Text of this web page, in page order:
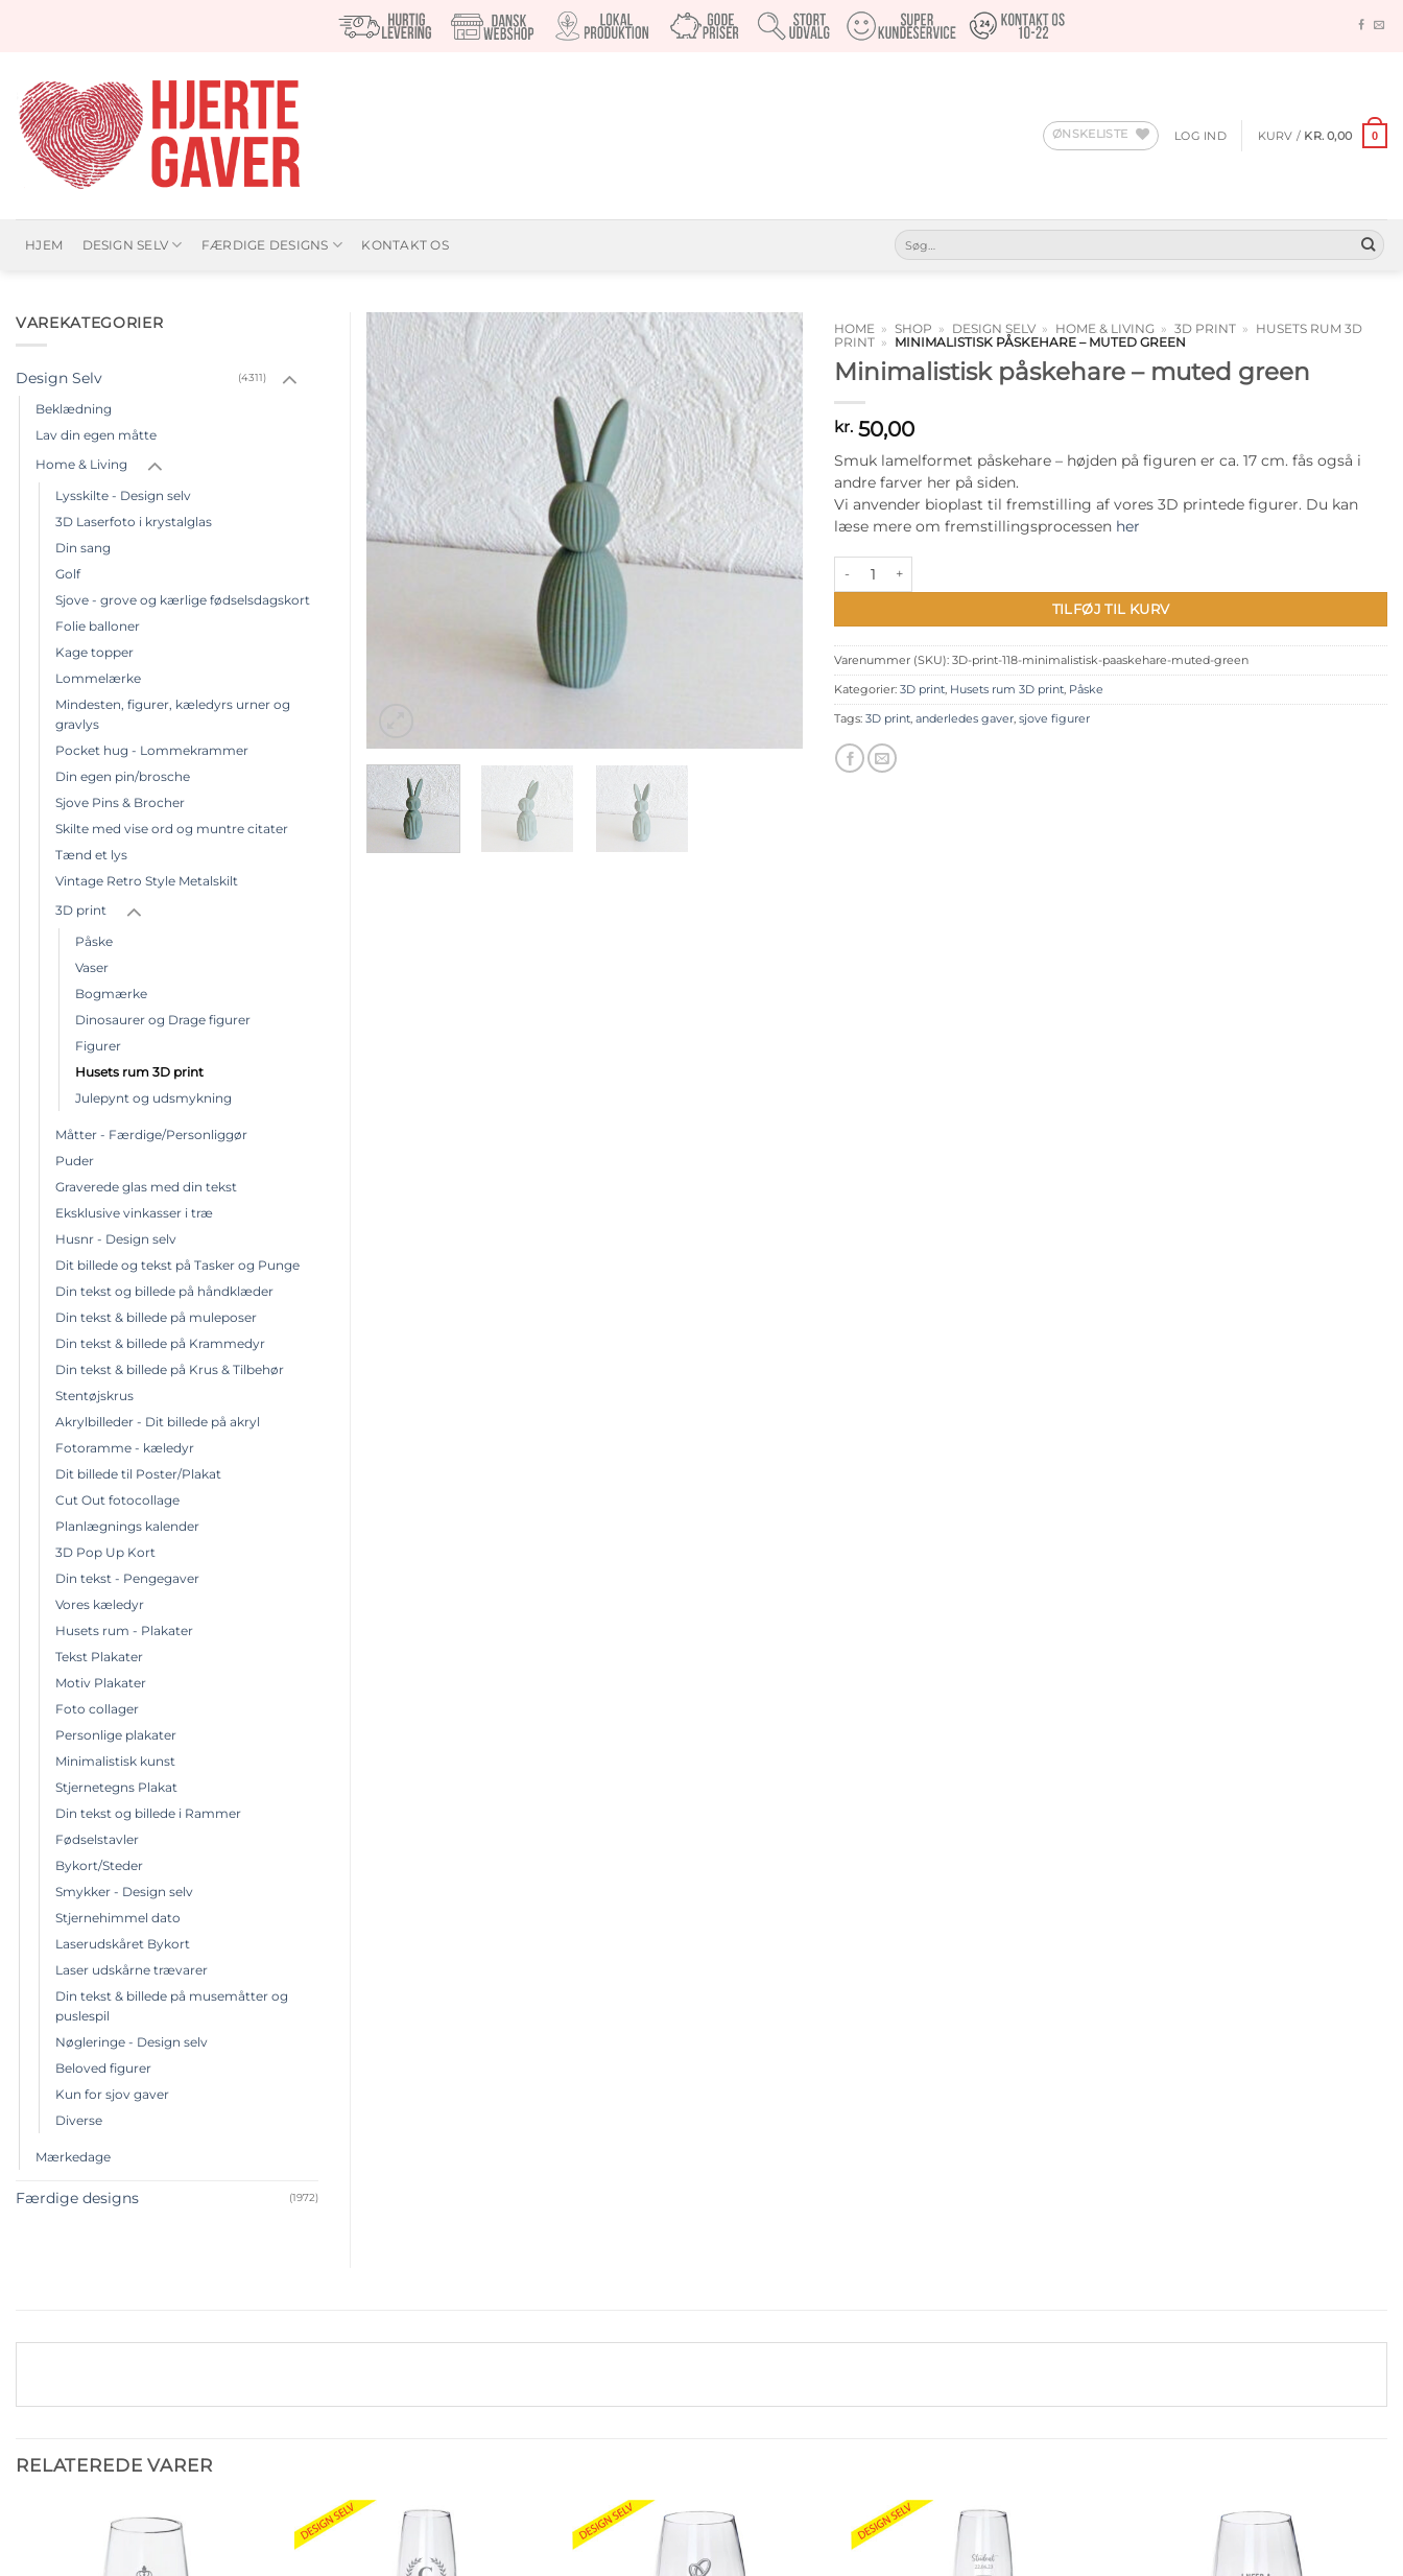
ØNSKELISTE LOG IND KURV / KR.0,00 0
HJEM DESIGN SELV FÆRDIGE DESIGNS KONTAKT OS
Søg
efter:
Tilføj til
ønskeliste
HOME » SHOP » DESIGN SELV » HOME & LIVING » 3D PRINT »
HUSETS RUM 3D
PRINT » MINIMALISTISK PÅSKEHARE – MUTED GREEN
Minimalistisk påskehare – muted green
kr. 50,00
Smuk lamelformet påskehare – højden på figuren er ca. 17 cm. fås også i
andre farver her på siden.
Vi anvender bioplast til fremstilling af vores 3D printede figurer. Du kan
læse mere om fremstillingsprocessen her
TILFØJ TIL KURV
Varenummer (SKU): 3D-print-118-minimalistisk-paaskehare-muted-green
Kategorier: 3D print Husets rum 3D print Påske
Tags: 3D print anderledes gaver sjove figurer
VAREKATEGORIER
Design Selv (4311)
Beklædning
Lav din egen måtte
Home & Living
Lysskilte - Design selv
3D Laserfoto i krystalglas
Din sang
Golf
Sjove - grove og kærlige fødselsdagskort
Folie balloner
Kage topper
Lommelærke
Mindesten, figurer, kæledyrs urner og
gravlys
Pocket hug - Lommekrammer
Din egen pin/brosche
Sjove Pins & Brocher
Skilte med vise ord og muntre citater
Tænd et lys
Vintage Retro Style Metalskilt
3D print
Påske
Vaser
Bogmærke
Dinosaurer og Drage figurer
Figurer
Husets rum 3D print
Julepynt og udsmykning
Måtter - Færdige/Personliggør
Puder
Graverede glas med din tekst
Eksklusive vinkasser i træ
Husnr - Design selv
Dit billede og tekst på Tasker og Punge
Din tekst og billede på håndklæder
Din tekst & billede på muleposer
Din tekst & billede på Krammedyr
Din tekst & billede på Krus & Tilbehør
Stentøjskrus
Akrylbilleder - Dit billede på akryl
Fotoramme - kæledyr
Dit billede til Poster/Plakat
Cut Out fotocollage
Planlægnings kalender
3D Pop Up Kort
Din tekst - Pengegaver
Vores kæledyr
Husets rum - Plakater
Tekst Plakater
Motiv Plakater
Foto collager
Personlige plakater
Minimalistisk kunst
Stjernetegns Plakat
Din tekst og billede i Rammer
Fødselstavler
Bykort/Steder
Smykker - Design selv
Stjernehimmel dato
Laserudskåret Bykort
Laser udskårne trævarer
Din tekst & billede på musemåtter og
puslespil
Nøgleringe - Design selv
Beloved figurer
Kun for sjov gaver
Diverse
Mærkedage
Færdige designs (1972)
RELATEREDE VARER